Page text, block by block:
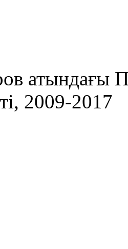
атындағы
2009-2017